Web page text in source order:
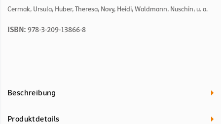
Cermak, Ursula; Huber, Theresa; Novy, Heidi; Waldmann, Nuschin; u. a.
ISBN: 978-3-209-13866-8
Beschreibung
Produktdetails